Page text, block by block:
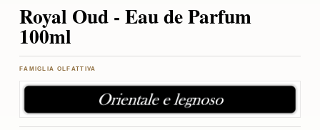
Royal Oud - Eau de Parfum
100ml
FAMIGLIA OLFATTIVA